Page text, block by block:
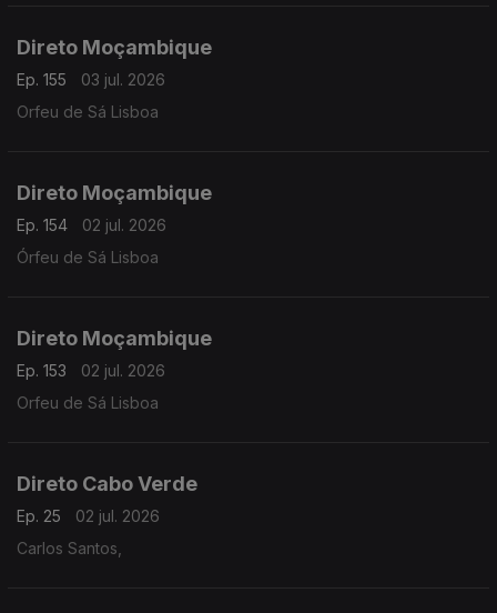
Direto Moçambique
Ep. 155
03 jul. 2026
Orfeu de Sá Lisboa
Direto Moçambique
Ep. 154
02 jul. 2026
Órfeu de Sá Lisboa
Direto Moçambique
Ep. 153
02 jul. 2026
Orfeu de Sá Lisboa
Direto Cabo Verde
Ep. 25
02 jul. 2026
Carlos Santos,